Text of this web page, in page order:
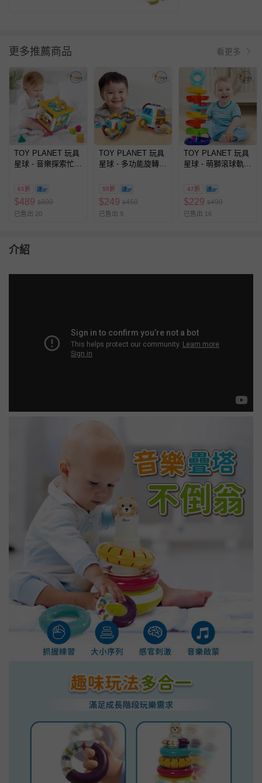
更多推薦商品 看更多
TOY PLANET 玩具
星球 - 音樂探索忙碌
61折
$489 $800
已售出 20
TOY PLANET 玩具
星球 - 多功能旋轉忙
55折
$249 $450
已售出 9
TOY PLANET 玩具
星球 - 萌獅滾球軌道
47折
$229 $490
已售出 16
介紹